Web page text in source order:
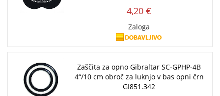
4,20 €
Zaloga
Zaščita za opno Gibraltar SC-GPHP-4B
4“/10 cm obroč za luknjo v bas opni črn
GI851.342